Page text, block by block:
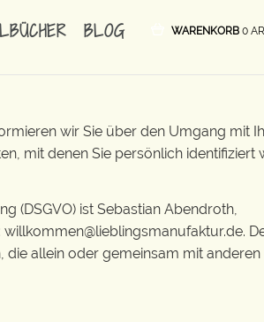
BLOG WARENKORB 0
wir Sie über den Umgang mit
mit denen Sie persönlich identifiziert
(DSGVO) ist Sebastian Abendroth,
allein oder gemeinsam mit